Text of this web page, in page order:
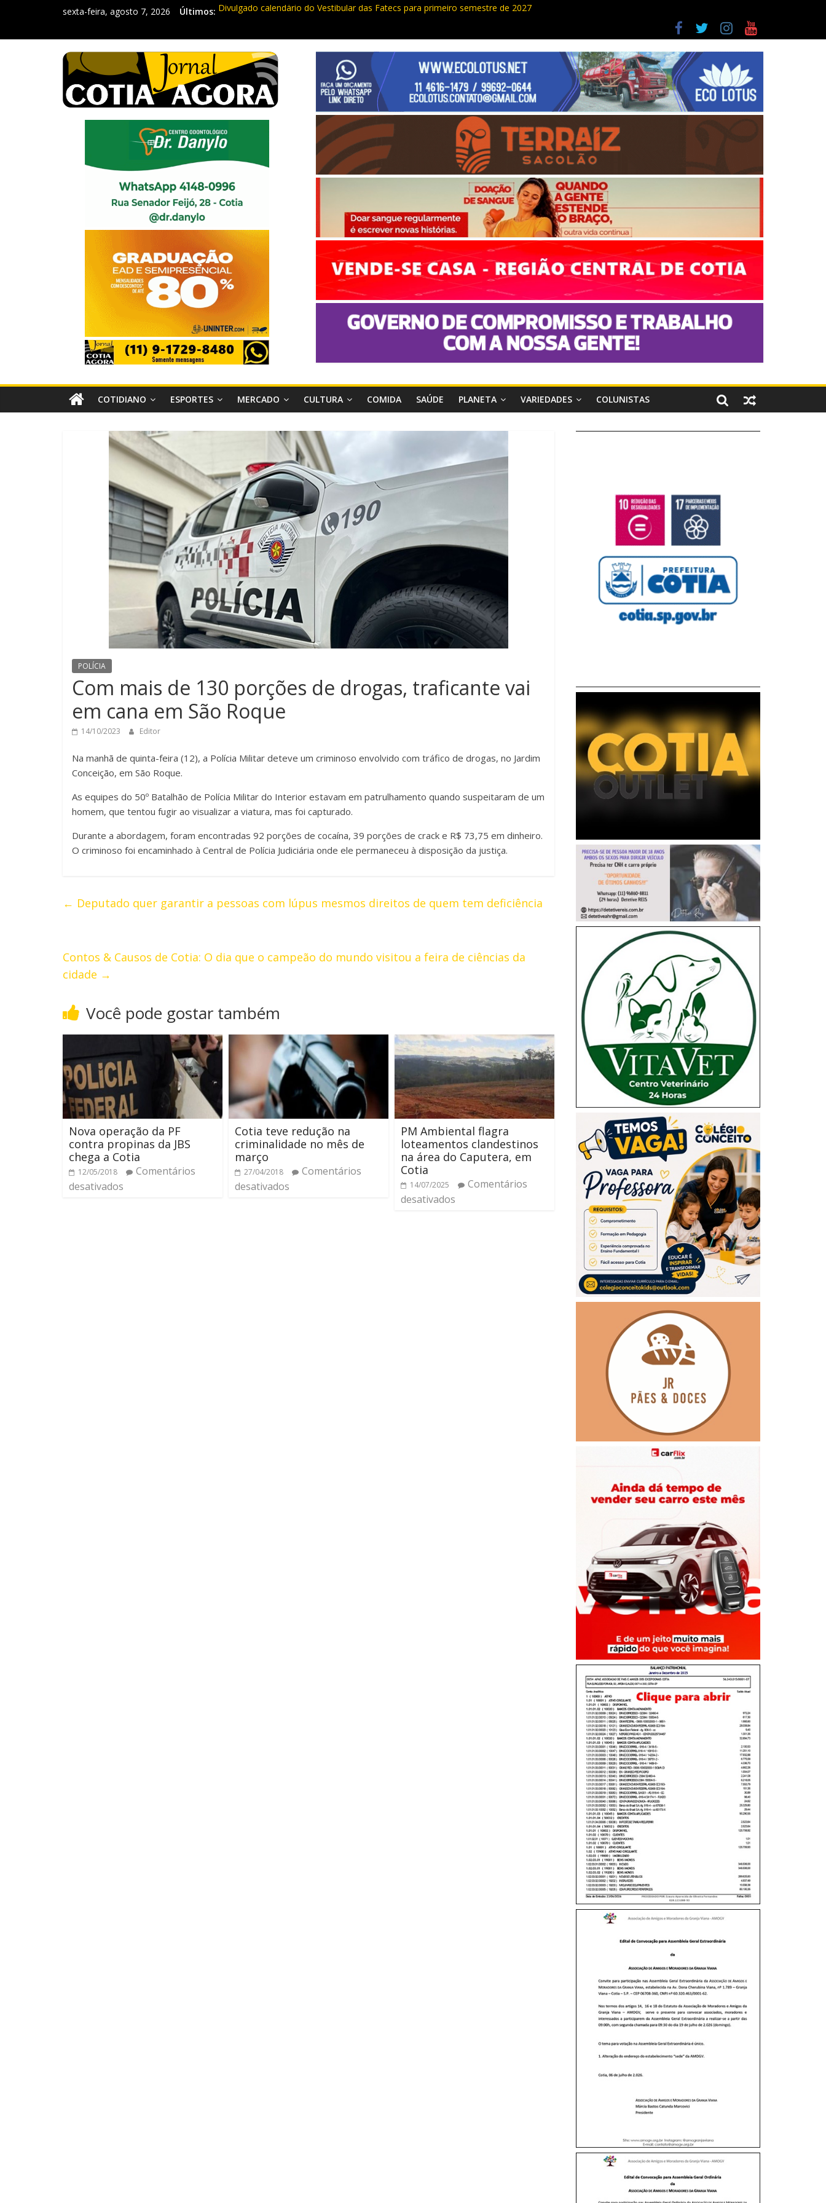
sexta-feira, agosto 7, 2026 Últimos: Divulgado calendário do Vestibular das Fatecs para primeiro semestre de 2027
Morador denuncia furto de cabos em postes na Estrada da Roselândia
Itapevi: Em duas ocorrências, PM recupera carga roubada, caminhão e liberta vítimas
Sebrae promove curso de compras públicas em Vargem Grande Paulista
COTIDIANO ESPORTES MERCADO CULTURA COMIDA SAÚDE PLANETA VARIEDADES COLUNISTAS
POLÍCIA
Com mais de 130 porções de drogas, traficante vai
em cana em São Roque
14/10/2023 Editor
Na manhã de quinta-feira (12), a Polícia Militar deteve um criminoso envolvido com tráfico de drogas, no Jardim
Conceição, em São Roque.
As equipes do 50º Batalhão de Polícia Militar do Interior estavam em patrulhamento quando suspeitaram de um
homem, que tentou fugir ao visualizar a viatura, mas foi capturado.
Durante a abordagem, foram encontradas 92 porções de cocaína, 39 porções de crack e R$ 73,75 em dinheiro.
O criminoso foi encaminhado à Central de Polícia Judiciária onde ele permaneceu à disposição da justiça.
← Deputado quer garantir a pessoas com lúpus mesmos direitos de quem tem deficiência
Contos & Causos de Cotia: O dia que o campeão do mundo visitou a feira de ciências da
cidade →
Você pode gostar também
Nova operação da PF
contra propinas da JBS
chega a Cotia
12/05/2018
Comentários
desativados
Cotia teve redução na
criminalidade no mês de
março
27/04/2018
Comentários
desativados
PM Ambiental flagra
loteamentos clandestinos
na área do Caputera, em
Cotia
14/07/2025
Comentários
desativados